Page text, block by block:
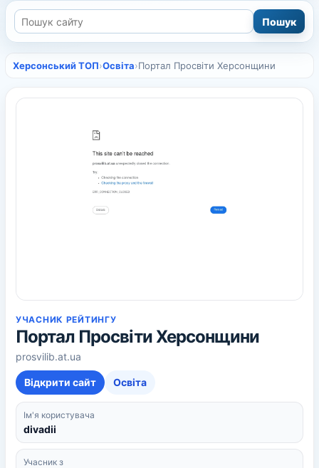
Херсонський ТОП›Освіта›Портал Просвіти Херсонщини
УЧАСНИК РЕЙТИНГУ
Портал Просвіти Херсонщини
prosvilib.at.ua
Відкрити сайт Освіта
Ім'я користувача
divadii
Учасник з